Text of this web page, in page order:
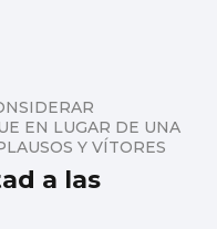
a las
EN LUGAR DE UNA
Y VÍTORES